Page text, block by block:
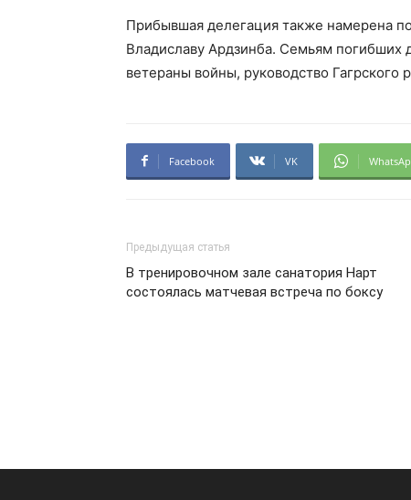
Прибывшая делегация также намерена
Владиславу Ардзинба. Семьям погибших
ветераны войны, руководство Гагрского
Facebook VK
Предыдущая статья
В тренировочном зале санатория Нарт
состоялась матчевая встреча по боксу